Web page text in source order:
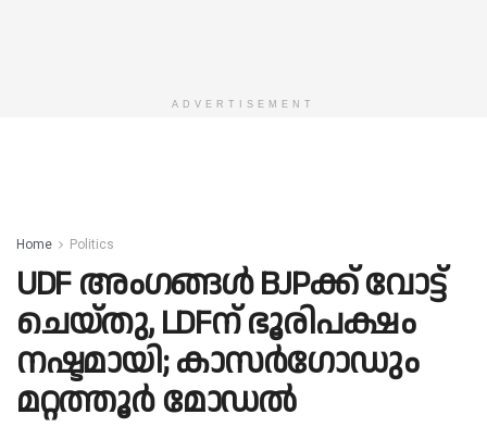
ADVERTISEMENT
Home Politics
UDF അംഗങ്ങൾ BJPക്ക്‌ വോട്ട്
ചെയ്തു, LDFന് ഭൂരിപക്ഷം
നഷ്ടമായി; കാസർഗോഡും
മറ്റത്തൂർ മോഡൽ